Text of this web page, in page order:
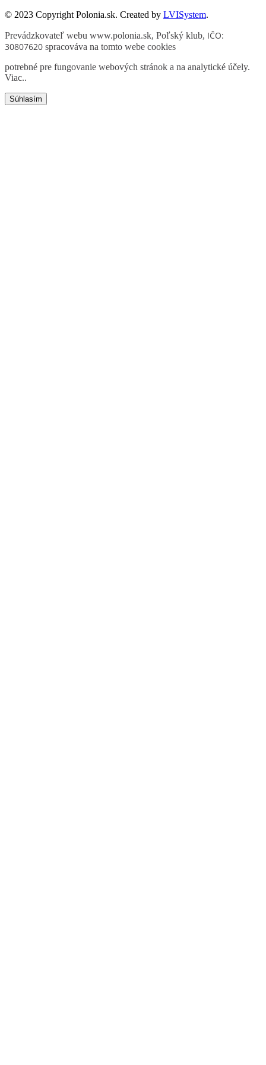
© 2023 Copyright Polonia.sk. Created by LVISystem.
Prevádzkovateľ webu www.polonia.sk, Poľský klub, IČO:
30807620 spracováva na tomto webe cookies
potrebné pre fungovanie webových stránok a na analytické účely.
Viac..
Súhlasím